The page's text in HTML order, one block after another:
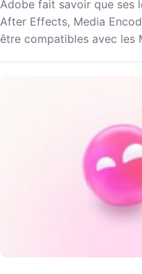
Adobe fait savoir que ses
After Effects, Media
être compatibles avec les